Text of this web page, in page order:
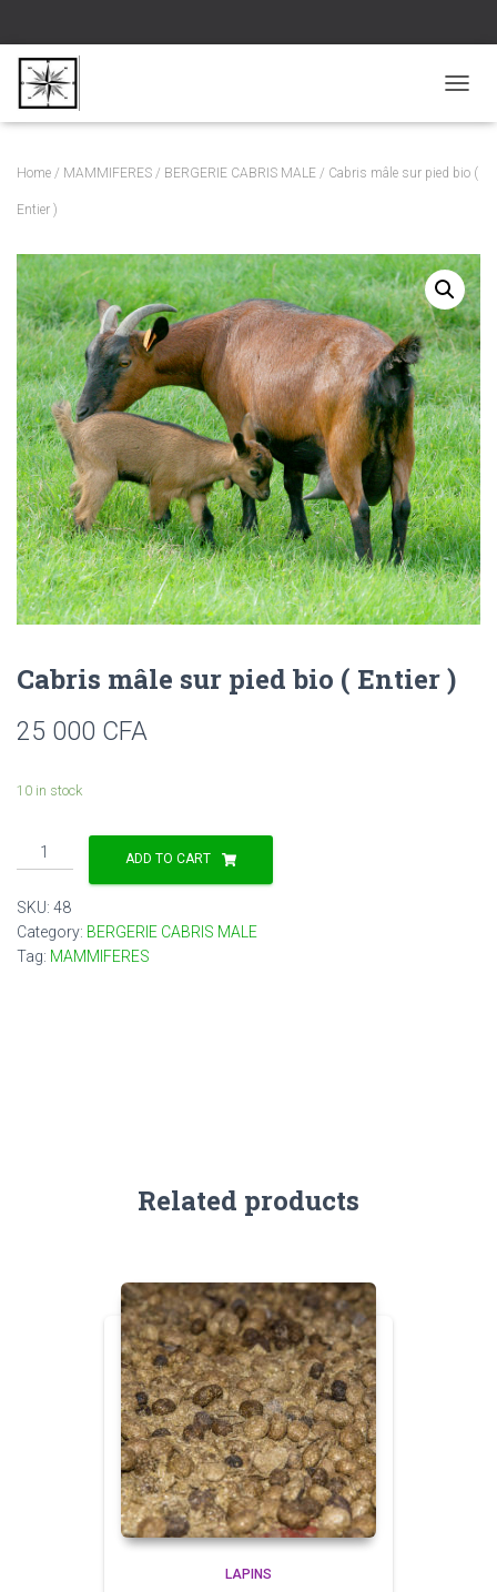
É
A
N
A
V
I
G
A
T
I
O
N
Home / MAMMIFERES / BERGERIE CABRIS MALE / Cabris mâle sur pied bio (
Entier )
Cabris mâle sur pied bio ( Entier )
25 000 CFA
10 in stock
Cabris
mâle
ADD TO CART
SKU: 48
Category: BERGERIE CABRIS MALE
Tag: MAMMIFERES
Related products
LAPINS